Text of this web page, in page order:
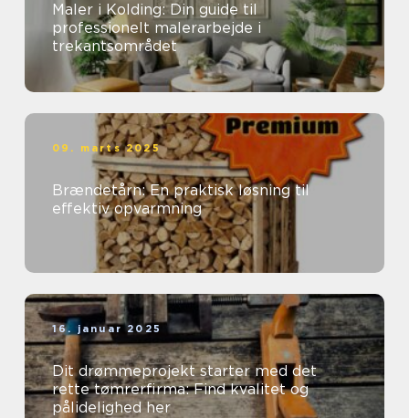
Maler i Kolding: Din guide til
professionelt malerarbejde i
trekantsområdet
09. marts 2025
Brændetårn: En praktisk løsning til
effektiv opvarmning
16. januar 2025
Dit drømmeprojekt starter med det
rette tømrerfirma: Find kvalitet og
pålidelighed her